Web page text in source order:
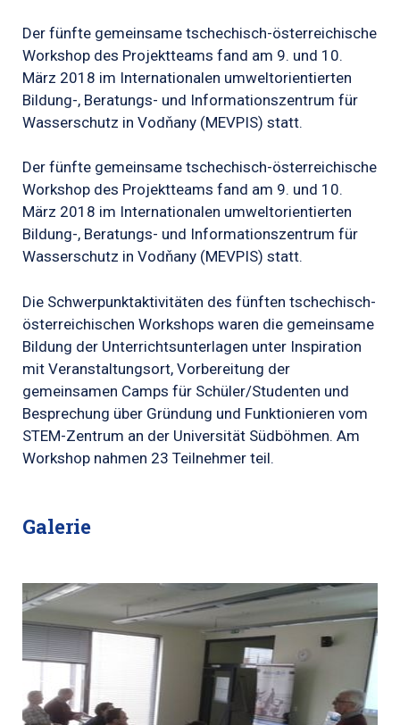
Der fünfte gemeinsame tschechisch-österreichische
Workshop des Projektteams fand am 9. und 10.
März 2018 im Internationalen umweltorientierten
Bildung-, Beratungs- und Informationszentrum für
Wasserschutz in Vodňany (MEVPIS) statt.
Der fünfte gemeinsame tschechisch-österreichische
Workshop des Projektteams fand am 9. und 10.
März 2018 im Internationalen umweltorientierten
Bildung-, Beratungs- und Informationszentrum für
Wasserschutz in Vodňany (MEVPIS) statt.
Die Schwerpunktaktivitäten des fünften tschechisch-
österreichischen Workshops waren die gemeinsame
Bildung der Unterrichtsunterlagen unter Inspiration
mit Veranstaltungsort, Vorbereitung der
gemeinsamen Camps für Schüler/Studenten und
Besprechung über Gründung und Funktionieren vom
STEM-Zentrum an der Universität Südböhmen. Am
Workshop nahmen 23 Teilnehmer teil.
Galerie